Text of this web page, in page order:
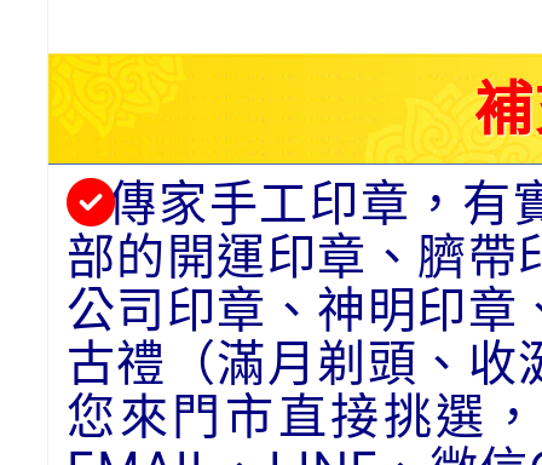
傳家手工印章，有
部的開運印章、臍帶
公司印章、神明印章
古禮（滿月剃頭、收
您來門市直接挑選